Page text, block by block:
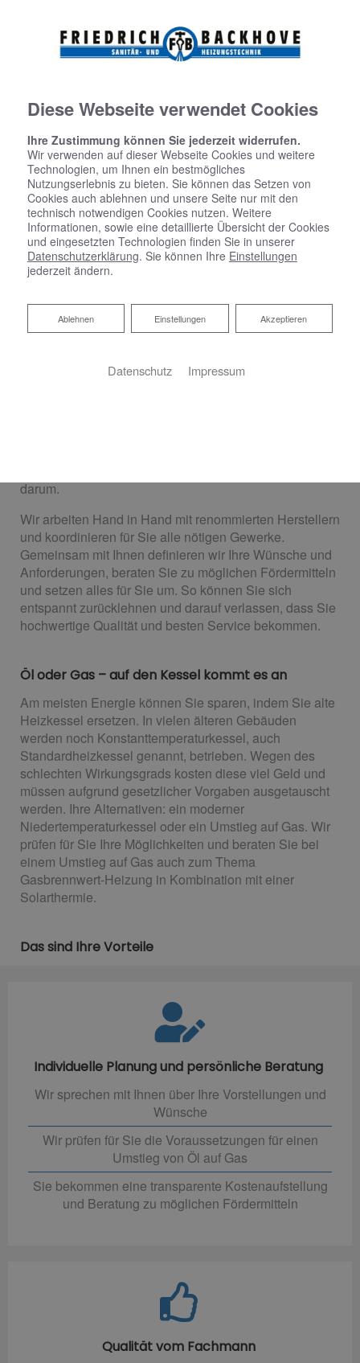
Ihr Partner für Öl- und
Ganz entspannt zur neuen Heizung
darum.
Wir arbeiten Hand in Hand mit renommierten Herstellern
und koordinieren für Sie alle nötigen Gewerke.
Gemeinsam mit Ihnen definieren wir Ihre Wünsche und
Anforderungen, beraten Sie zu möglichen Fördermitteln
und setzen alles für Sie um. So können Sie sich
entspannt zurücklehnen und darauf verlassen, dass Sie
hochwertige Qualität und besten Service bekommen.
Öl oder Gas – auf den Kessel kommt es an
Am meisten Energie können Sie sparen, indem Sie alte
Heizkessel ersetzen. In vielen älteren Gebäuden
werden noch Konstanttemperaturkessel, auch
Standardheizkessel genannt, betrieben. Wegen des
schlechten Wirkungsgrads kosten diese viel Geld und
müssen aufgrund gesetzlicher Vorgaben ausgetauscht
werden. Ihre Alternativen: ein moderner
Niedertemperaturkessel oder ein Umstieg auf Gas. Wir
prüfen für Sie Ihre Möglichkeiten und beraten Sie bei
einem Umstieg auf Gas auch zum Thema
Gasbrennwert-Heizung in Kombination mit einer
Solarthermie.
Das sind Ihre Vorteile
Individuelle Planung und persönliche Beratung
Wir sprechen mit Ihnen über Ihre Vorstellungen und
Wünsche
Wir prüfen für Sie die Voraussetzungen für einen
Umstieg von Öl auf Gas
Sie bekommen eine transparente Kostenaufstellung
und Beratung zu möglichen Fördermitteln
Qualität vom Fachmann
Diese Webseite verwendet Cookies
Ihre Zustimmung können Sie jederzeit widerrufen.
Wir verwenden auf dieser Webseite Cookies und weitere
Technologien, um Ihnen ein bestmögliches
Nutzungserlebnis zu bieten. Sie können das Setzen von
Cookies auch ablehnen und unsere Seite nur mit den
technisch notwendigen Cookies nutzen. Weitere
Informationen, sowie eine detaillierte Übersicht der Cookies
und eingesetzten Technologien finden Sie in unserer
Datenschutzerklärung. Sie können Ihre Einstellungen
jederzeit ändern.
Akzeptieren
Einstellungen
Ablehnen
Ablehnen
Datenschutz Impressum